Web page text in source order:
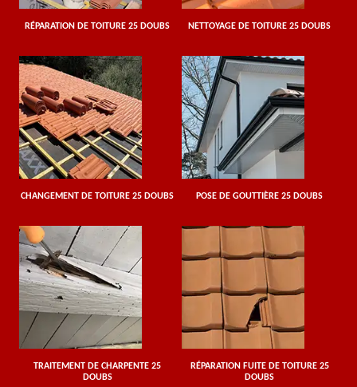
RÉPARATION DE TOITURE 25 DOUBS NETTOYAGE DE TOITURE 25 DOUBS
CHANGEMENT DE TOITURE 25 DOUBS POSE DE GOUTTIÈRE 25 DOUBS
TRAITEMENT DE CHARPENTE 25
DOUBS
RÉPARATION FUITE DE TOITURE 25
DOUBS